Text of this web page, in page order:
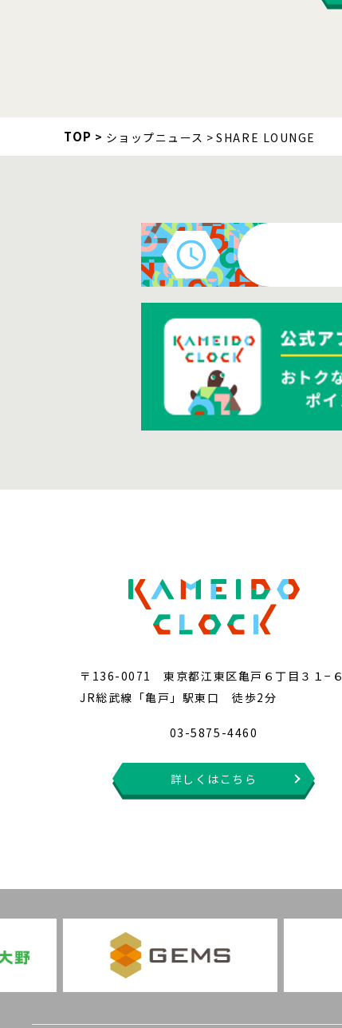
TOP ショップニュース SHARE LOUNGE
〒136-0071 東京都江東区亀戸６丁目３１−６
JR総武線「亀戸」駅東口 徒歩2分
03-5875-4460
詳しくはこちら